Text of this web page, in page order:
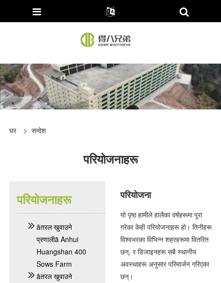
घर > सन्देश
परियोजनाहरू
परियोजनाहरू
ãतरल खुवाउने
प्रणालीã Anhui
Huangshan 400
Sows Farm
ãतरल खुवाउने
परियोजना
यो पृष्ठ हामीले हालैका वर्षहरूमा पूरा
गरेका केही परियोजनाहरू हो। तिनीहरू
विश्वभरका विभिन्न शहरहरूमा वितरित
छन्, र डिजाइनहरू सबै स्थानीय
अवस्थाहरू अनुसार परिमार्जन गरिएका
छन्।